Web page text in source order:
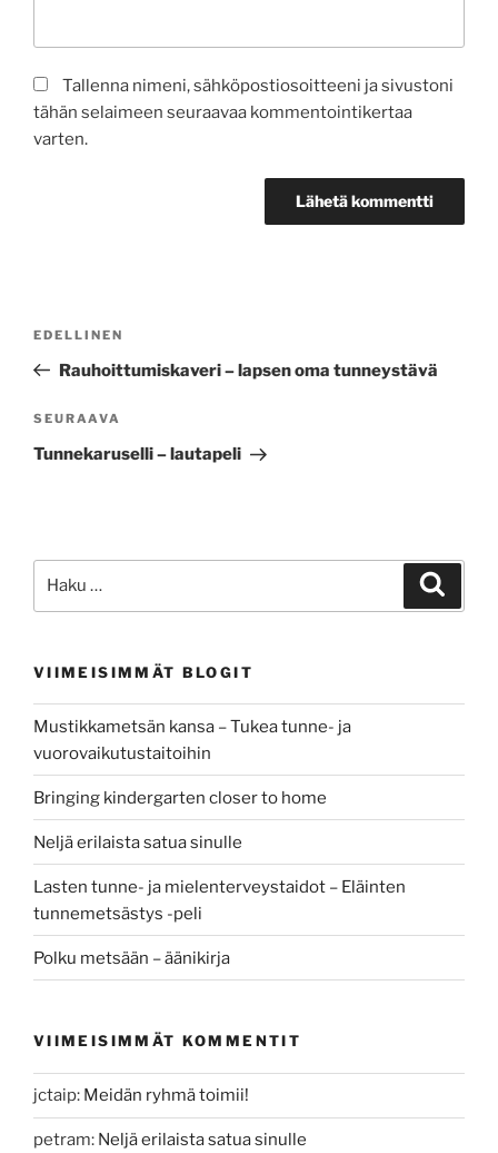
Tallenna nimeni, sähköpostiosoitteeni ja sivustoni
tähän selaimeen seuraavaa kommentointikertaa
varten.
Edellinen
artikkeli
EDELLINEN
Rauhoittumiskaveri – lapsen oma tunneystävä
Seuraava
artikkeli
SEURAAVA
Tunnekaruselli – lautapeli
VIIMEISIMMÄT BLOGIT
Mustikkametsän kansa – Tukea tunne- ja
vuorovaikutustaitoihin
Bringing kindergarten closer to home
Neljä erilaista satua sinulle
Lasten tunne- ja mielenterveystaidot – Eläinten
tunnemetsästys -peli
Polku metsään – äänikirja
VIIMEISIMMÄT KOMMENTIT
jctaip: Meidän ryhmä toimii!
petram: Neljä erilaista satua sinulle